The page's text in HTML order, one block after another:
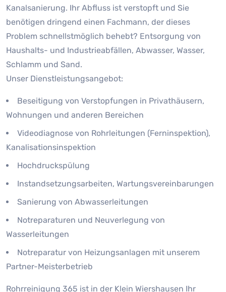
Kanalsanierung. Ihr Abfluss ist verstopft und Sie
benötigen dringend einen Fachmann, der dieses
Problem schnellstmöglich behebt? Entsorgung von
Haushalts- und Industrieabfällen, Abwasser, Wasser,
Schlamm und Sand.
Unser Dienstleistungsangebot:
Beseitigung von Verstopfungen in Privathäusern,
Wohnungen und anderen Bereichen
Videodiagnose von Rohrleitungen (Ferninspektion),
Kanalisationsinspektion
Hochdruckspülung
Instandsetzungsarbeiten, Wartungsvereinbarungen
Sanierung von Abwasserleitungen
Notreparaturen und Neuverlegung von
Wasserleitungen
Notreparatur von Heizungsanlagen mit unserem
Partner-Meisterbetrieb
Rohrreinigung 365 ist in der Klein Wiershausen Ihr